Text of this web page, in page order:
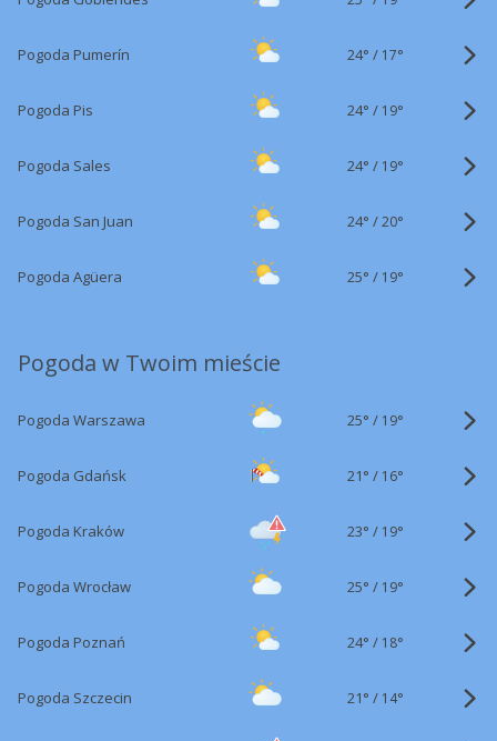
Pogoda Pumerín 24° / 17°
Pogoda Pis 24° / 19°
Pogoda Sales 24° / 19°
Pogoda San Juan 24° /20°
Pogoda Agüera 25° / 19°
Pogoda w Twoim mieście
Pogoda Warszawa 25° / 19°
Pogoda Gdańsk 21° / 16°
Pogoda Kraków 23° / 19°
Pogoda Wrocław 25° / 19°
Pogoda Poznań 24° / 18°
Pogoda Szczecin 21° / 14°